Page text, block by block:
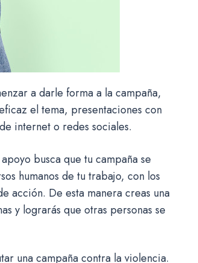
a darle forma a la campaña,
el tema, presentaciones con
internet o redes sociales.
busca que tu campaña se
humanos de tu trabajo, con los
acción. De esta manera creas una
y lograrás que otras personas se
una campaña contra la violencia.